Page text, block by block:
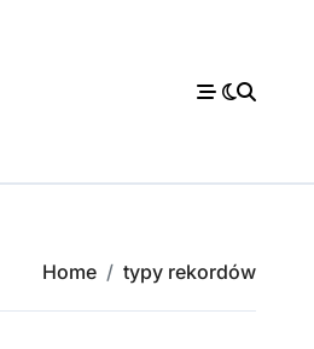
Home typy rekordów